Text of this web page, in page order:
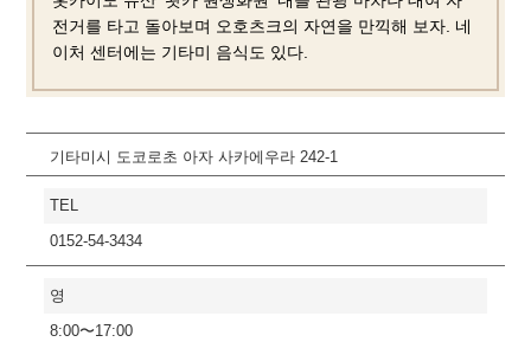
전거를 타고 돌아보며 오호츠크의 자연을 만끽해 보자. 네
이처 센터에는 기타미 음식도 있다.
기타미시 도코로초 아자 사카에우라 242-1
TEL
0152-54-3434
영
8:00〜17:00